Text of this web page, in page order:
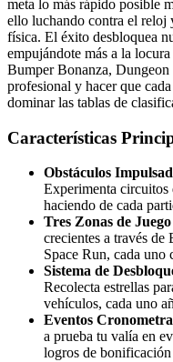
meta lo más rápido posible
ello luchando contra el reloj
física. El éxito desbloquea
empujándote más a la
Bumper Bonanza,
profesional y hacer que
dominar las tablas de
Características
Obstáculos
Experimenta circuitos
haciendo de cada
Tres Zonas de
crecientes a través
Space Run, cada uno
Sistema de
Recolecta estrellas
vehículos, cada uno
Eventos
a prueba tu valía en
logros de bonificación